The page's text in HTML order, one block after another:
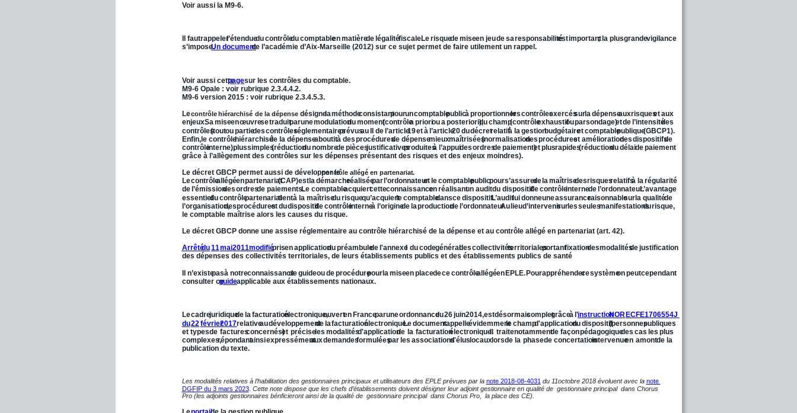
Voir aussi la M9-6.
fautrappelerl’étendueducontrôleducomptableenmatièrede légalitéfiscale.Lerisquedemiseen jeudesaresponsabilitéestimportant
; la plusgrandevigilance
s’impose. Un document de l’académie d’Aix-Marseille (2012) sur ce sujet permet de faire utilement un rappel.
Voir aussi cette page sur les contrôles du comptable.
M9-6 Opale : voir rubrique 2.3.4.4.2.
M9-6 version 2015 : voir rubrique 2.3.4.5.3.
Lecontrôle hiérarchisé de la dépense désignelaméthodeconsistantpouruncomptablepublicàproportionnerlescontrôlesexercéssurladépenseauxrisquesetaux
enjeux.Samiseenœuvresetraduitparunemodulationdumoment(contrôleaprioriouaposteriori),duchamp(contrôleexhaustifouparsondage)etde l’intensitédes
contrôles(toutoupartiedescontrôlesréglementairesprévusauII del’article19età l’article20dudécretrelatifà la gestionbudgétaireetcomptablepublique(GBCP1).
Enfin,le contrôlehiérarchiséde la dépenseaboutità desprocéduresde dépensemieuxmaîtrisées(normalisationdesprocédureset améliorationdesdispositifsde
contrôleinterne),plussimples(réductiondunombredepiècesjustificativesproduites
à l’appuidesordresdepaiement)etplusrapides(réductiondudélaidepaiement
grâce à l’allègement des contrôles sur les dépenses présentant des risques et des enjeux moindres).
Le décret GBCP permet aussi de développer le contrôle allégé en partenariat.
Lecontrôleallégéenpartenariat(CAP)estladémarcheréaliséepar l’ordonnateur
et lecomptablepublicpours’assurerde lamaîtrisedesrisquesrelatifsà larégularité
de l’émissiondesordresde paiements.Le comptableacquiertcetteconnaissanceenréalisantun auditdu dispositifdecontrôleinternede l’ordonnateur.L’avantage
essentielducontrôlepartenarialtientà la maîtrisedurisquequ’acquiertlecomptabledanscedispositif.L’auditluidonneuneassuranceraisonnablesurla qualitéde
l’organisation,desprocédures
etdudispositifdecontrôleinterneà l’originedelaproductiondel’ordonnateur.
Aulieud’intervenirsurlesseulesmanifestations
durisque,
le comptable maîtrise alors les causes du risque.
Le décret GBCP donne une assise réglementaire au contrôle hiérarchisé de la dépense et au contrôle allégé en partenariat (art. 42).
Arrêtédu11mai2011modifiéprisenapplicationdupréambulede l'annexe
I ducodegénéraldescollectivitésterritorialesportantfixationdesmodalitésdejustification
des dépenses des collectivités territoriales, de leurs établissements publics et des établissements publics de santé
Il n’existepasà notreconnaissance
deguideoudeprocédurepourla miseenplacedececontrôleallégéenEPLE.Pourappréhendercesystèmeonpeutcependant
consulter ce guide applicable aux établissements nationaux.
Lecadrejuridiquede lafacturationélectronique,ouverten Franceparuneordonnancedu26juin2014,estdésormaiscompletgrâceà l'instructionNOR ECFE1706554J
du22 février2017relativeaudéveloppement
delafacturationélectronique.Ledocumentrappelleévidemment
lechampd'applicationdudispositif(personnespubliques
et typesde facturesconcernés)et préciseles modalitésd'applicationde la facturationélectronique.
Il traitenotammentde façonpédagogiquedes cas les plus
complexes,répondantainsiexpressémentauxdemandesformuléesparles associationsd'éluslocauxlorsde la phasede concertationintervenueen amontde la
publication du texte.
Les modalités relatives à l’habilitation des gestionnaires principaux et utilisateurs des EPLE prévues par la note 2018-08-4031 du 11octobre 2018 évoluent avec la note
DGFIP du 3 mars 2023. Cette note dispose que les chefs d’établissements doivent désigner leur adjoint gestionnaire en qualité de  gestionnaire principal  dans Chorus
Pro (les adjoints gestionnaires bénficieront ainsi de la qualité de  gestionnaire principal  dans Chorus Pro,  la place des CE).